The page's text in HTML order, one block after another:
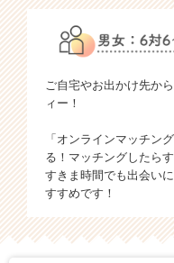
ご自宅やお出かけ先か
ィー！
「オンラインマッチン
る！マッチングしたら
すきま時間でも出会い
すすめです！